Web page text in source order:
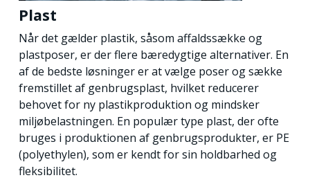
Plast
Når det gælder plastik, såsom affaldssække og
plastposer, er der flere bæredygtige alternativer. En
af de bedste løsninger er at vælge poser og sække
fremstillet af genbrugsplast, hvilket reducerer
behovet for ny plastikproduktion og mindsker
miljøbelastningen. En populær type plast, der ofte
bruges i produktionen af genbrugsprodukter, er PE
(polyethylen), som er kendt for sin holdbarhed og
fleksibilitet.